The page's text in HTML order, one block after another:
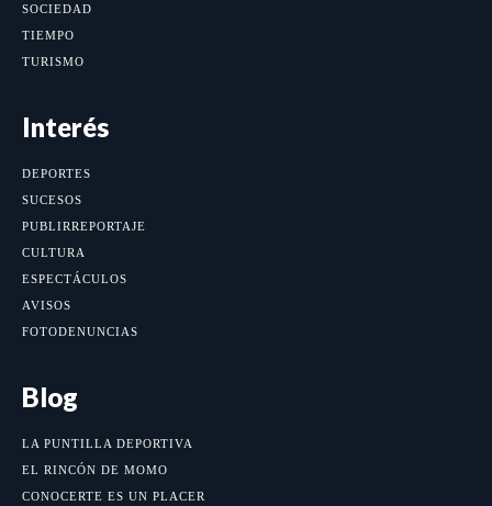
SOCIEDAD
TIEMPO
TURISMO
Interés
DEPORTES
SUCESOS
PUBLIRREPORTAJE
CULTURA
ESPECTÁCULOS
AVISOS
FOTODENUNCIAS
Blog
LA PUNTILLA DEPORTIVA
EL RINCÓN DE MOMO
CONOCERTE ES UN PLACER